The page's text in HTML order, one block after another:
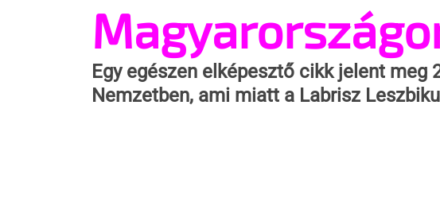
Egy egészen elképesztő cikk jelent meg
Nemzetben, ami miatt a Labrisz